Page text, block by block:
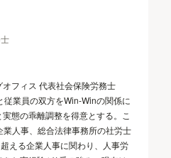
フィス 代表社会保険労務士
従業員の双方をWin-Winの関係に
態の乖離調整を得意とする。こ
人事、総合法律事務所の社労士
える企業人事に関わり、人事労